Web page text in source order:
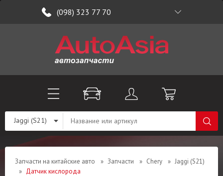
(098) 323 77 70
Jaggi (S21)
Запчасти на китайские авто » Запчасти » Chery » Jaggi (S21)
» Датчик кислорода